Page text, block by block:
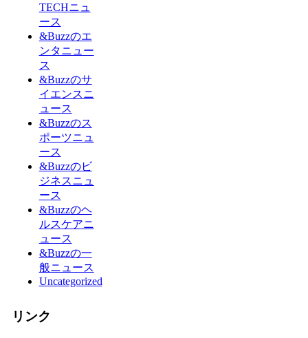
TECHニュ
ース
&Buzzのエ
ンタニュー
ス
&Buzzのサ
イエンスニ
ュース
&Buzzのス
ポーツニュ
ース
&Buzzのビ
ジネスニュ
ース
&Buzzのヘ
ルスケアニ
ュース
&Buzzの一
般ニュース
Uncategorized
リンク